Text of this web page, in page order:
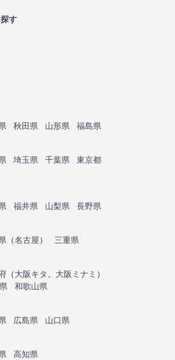
す
秋田県 山形県
福島県
埼玉県 千葉県
東京都
福井県 山梨県
長野県
（名古屋）
三重県
（大阪キタ 大阪ミナミ ）
和歌山県
広島県
山口県
高知県